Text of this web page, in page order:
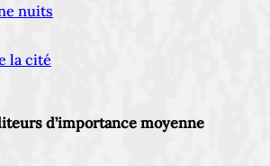
nuits
la cité
d’importance moyenne